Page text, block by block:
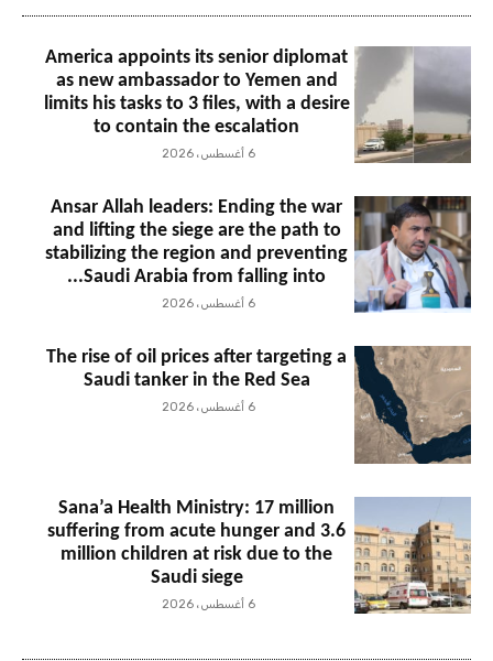
America appoints its senior diplomat
as new ambassador to Yemen and
limits his tasks to 3 files, with a desire
to contain the escalation
6 أغسطس، 2026
Ansar Allah leaders: Ending the war
and lifting the siege are the path to
stabilizing the region and preventing
Saudi Arabia from falling into...
6 أغسطس، 2026
The rise of oil prices after targeting a
Saudi tanker in the Red Sea
6 أغسطس، 2026
Sana’a Health Ministry: 17 million
suffering from acute hunger and 3.6
million children at risk due to the
Saudi siege
6 أغسطس، 2026